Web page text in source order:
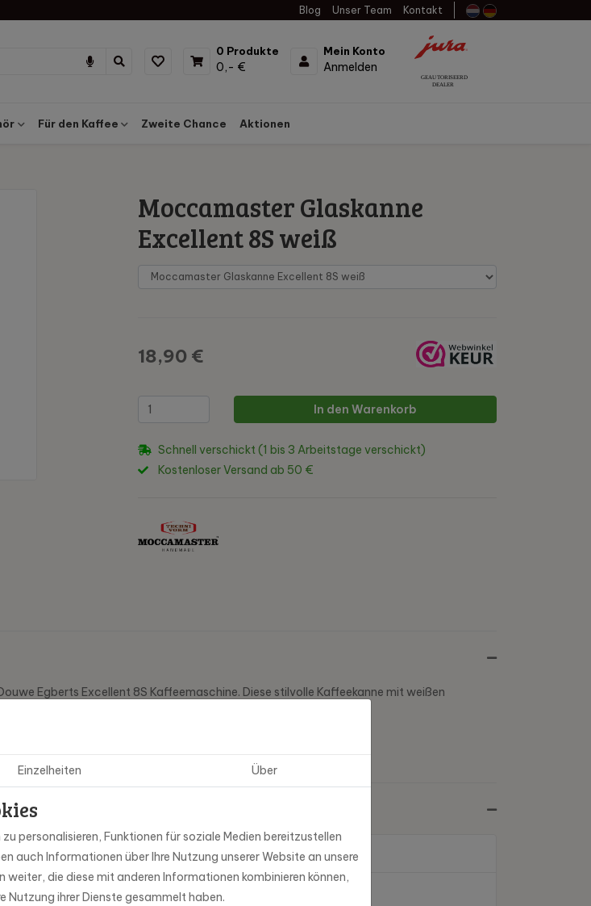
Blog Unser Team Kontakt
0 Produkte
0,- €
Mein Konto
Anmelden
Für den Kaffee Zweite Chance Aktionen
Moccamaster Glaskanne
Excellent 8S weiß
18,90 €
In den Warenkorb
Schnell verschickt (1 bis 3 Arbeitstage verschickt)
Kostenloser Versand ab 50 €
Egberts Excellent 8S Kaffeemaschine. Diese stilvolle Kaffeekanne mit weißen
Einzelheiten Über
personalisieren, Funktionen für soziale Medien bereitzustellen
auch Informationen über Ihre Nutzung unserer Website an unsere
weiter, die diese mit anderen Informationen kombinieren können,
Nutzung ihrer Dienste gesammelt haben.